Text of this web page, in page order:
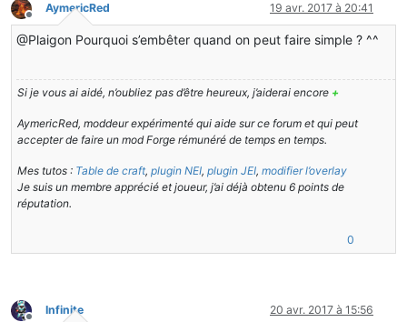
Hors-ligne
AymericRed 19 avr. 2017 à 20:41
@Plaigon Pourquoi s’embêter quand on peut faire simple ? ^^
Si je vous ai aidé, n’oubliez pas d’être heureux, j’aiderai encore +
AymericRed, moddeur expérimenté qui aide sur ce forum et qui peut
accepter de faire un mod Forge rémunéré de temps en temps.
Mes tutos : Table de craft, plugin NEI, plugin JEI, modifier l’overlay
Je suis un membre apprécié et joueur, j’ai déjà obtenu 6 points de
réputation.
0
Infinite 20 avr. 2017 à 15:56